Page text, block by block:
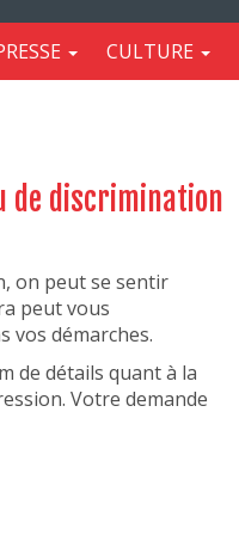
CULTURE
de discrimination
on peut se sentir
peut vous
vos démarches.
de détails quant à la
Votre demande